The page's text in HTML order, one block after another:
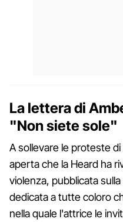
La lettera di
"Non siete sole"
A sollevare le proteste
aperta che la Heard ha
violenza, pubblicata
dedicata a tutte coloro
nella quale l'attrice le